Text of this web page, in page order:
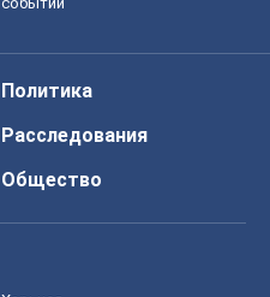
Политика
Расследования
Общество